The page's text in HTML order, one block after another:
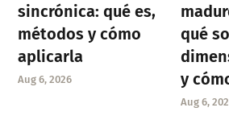
sincrónica: qué es,
métodos y cómo
aplicarla
Aug 6, 2026
qué
y
Aug 6,